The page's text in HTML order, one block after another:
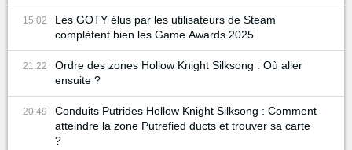
15:02
Les GOTY élus par les utilisateurs de Steam
complètent bien les Game Awards 2025
21:22
Ordre des zones Hollow Knight Silksong : Où aller
ensuite ?
20:49
Conduits Putrides Hollow Knight Silksong : Comment
atteindre la zone Putrefied ducts et trouver sa carte
?